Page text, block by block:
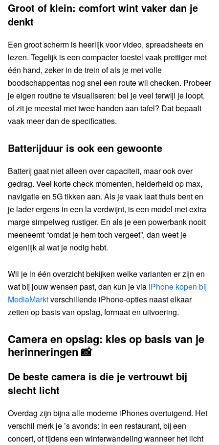
Groot of klein: comfort wint vaker dan je
denkt
Een groot scherm is heerlijk voor video, spreadsheets en
lezen. Tegelijk is een compacter toestel vaak prettiger met
één hand, zeker in de trein of als je met volle
boodschappentas nog snel een route wil checken. Probeer
je eigen routine te visualiseren: bel je veel terwijl je loopt,
of zit je meestal met twee handen aan tafel? Dat bepaalt
vaak meer dan de specificaties.
Batterijduur is ook een gewoonte
Batterij gaat niet alleen over capaciteit, maar ook over
gedrag. Veel korte check momenten, helderheid op max,
navigatie en 5G tikken aan. Als je vaak laat thuis bent en
je lader ergens in een la verdwijnt, is een model met extra
marge simpelweg rustiger. En als je een powerbank nooit
meeneemt “omdat je hem toch vergeet”, dan weet je
eigenlijk al wat je nodig hebt.
Wil je in één overzicht bekijken welke varianten er zijn en
wat bij jouw wensen past, dan kun je via iPhone kopen bij
MediaMarktverschillende iPhone-opties naast elkaar
zetten op basis van opslag, formaat en uitvoering.
Camera en opslag: kies op basis van je
herinneringen 📸
De beste camera is die je vertrouwt bij
slecht licht
Overdag zijn bijna alle moderne iPhones overtuigend. Het
verschil merk je ’s avonds: in een restaurant, bij een
concert, of tijdens een winterwandeling wanneer het licht